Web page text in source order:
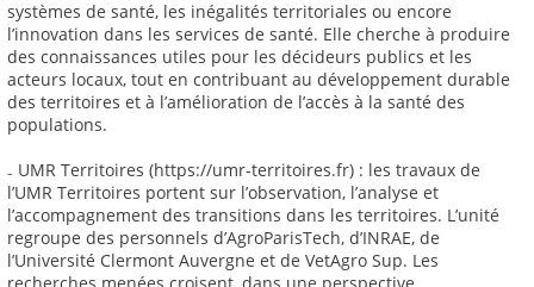
systèmes de santé, les inégalités territoriales ou encore
l’innovation dans les services de santé. Elle cherche à produire
des connaissances utiles pour les décideurs publics et les
acteurs locaux, tout en contribuant au développement durable
des territoires et à l’amélioration de l’accès à la santé des
populations.
₋ UMR Territoires (https://umr-territoires.fr) : les travaux de
l’UMR Territoires portent sur l’observation, l’analyse et
l’accompagnement des transitions dans les territoires. L’unité
regroupe des personnels d’AgroParisTech, d’INRAE, de
l’Université Clermont Auvergne et de VetAgro Sup. Les